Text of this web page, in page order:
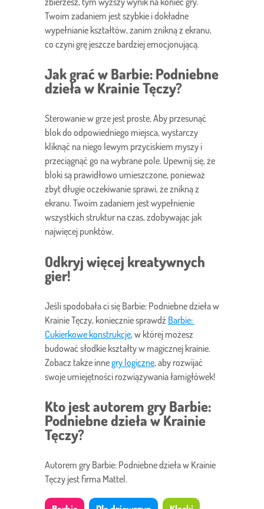
Twoim zadaniem jest szybkie i dokładne
wypełnianie kształtów, zanim znikną z ekranu,
co czyni grę jeszcze bardziej emocjonującą.
Jak grać w Barbie: Podniebne
dzieła w Krainie Tęczy?
Sterowanie w grze jest proste. Aby przesunąć
blok do odpowiedniego miejsca, wystarczy
kliknąć na niego lewym przyciskiem myszy i
przeciągnąć go na wybrane pole. Upewnij się, że
bloki są prawidłowo umieszczone, ponieważ
zbyt długie oczekiwanie sprawi, że znikną z
ekranu. Twoim zadaniem jest wypełnienie
wszystkich struktur na czas, zdobywając jak
najwięcej punktów.
Odkryj więcej kreatywnych
gier!
Jeśli spodobała ci się Barbie: Podniebne dzieła w
Krainie Tęczy, koniecznie sprawdź Barbie:
Cukierkowe konstrukcje, w której możesz
budować słodkie kształty w magicznej krainie.
Zobacz także innegry logiczne, aby rozwijać
swoje umiejętności rozwiązywania łamigłówek!
Kto jest autorem gry Barbie:
Podniebne dzieła w Krainie
Tęczy?
Autorem gry Barbie: Podniebne dzieła w Krainie
Tęczy jest firma Mattel.